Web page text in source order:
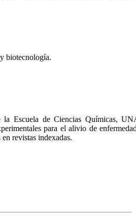
biotecnología.
la Escuela de Ciencias Químicas,
para el alivio de
revistas indexadas.